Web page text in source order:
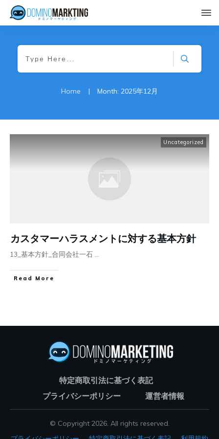
Home | Month: 2025年12月
Uncategorized
カスタマーハラスメントに対する基本方針
13_基本方針_合同会社一石 ...
Read More
特定商取引法に基づく表記
プライバシーポリシー
運営者情報
© Copyright 2026. All rights reserved.